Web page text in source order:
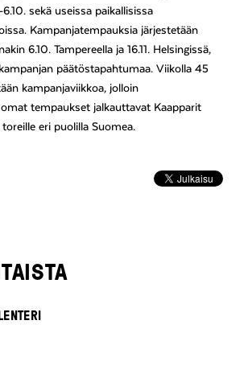
sekä useissa paikallisissa
Kampanjatempauksia järjestetään
6.10. Tampereella ja 16.11. Helsingissä,
päätöstapahtumaa. Viikolla 45
kampanjaviikkoa, jolloin
tempaukset jalkauttavat Kaapparit
eri puolilla Suomea.